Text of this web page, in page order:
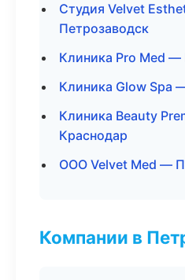
Студия Velvet
Петрозаводск
Клиника Pro Med —
Клиника Glow Spa
Клиника Beauty
Краснодар
ООО Velvet Med —
Компании в